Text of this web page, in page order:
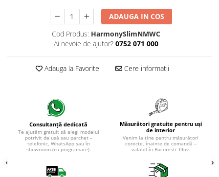
Evolution 12 mm
Exquisit 8 mm
Herringbone 8 mm
Mammut 12 mm
Progress 10 mm
ADAUGA IN COS
Cod Produs: HarmonySlimNMWC
Ai nevoie de ajutor? 0752 071 000
Adauga la Favorite Cere informatii
Consultanță dedicată
Te ajutăm gratuit să alegi modelul
potrivit de ușă sau parchet –
telefonic, WhatsApp sau în
showroom (cu programare).
Măsurători gratuite pentru uși
de interior
Venim la tine pentru măsurători
corecte, înainte de comandă –
valabil în București–Ilfov.